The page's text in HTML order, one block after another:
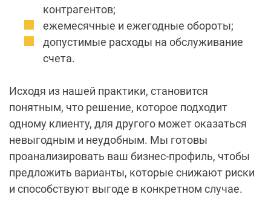
контрагентов;
ежемесячные и ежегодные обороты;
допустимые расходы на обслуживание
счета.
Исходя из нашей практики, становится
понятным, что решение, которое подходит
одному клиенту, для другого может оказаться
невыгодным и неудобным. Мы готовы
проанализировать ваш бизнес-профиль, чтобы
предложить варианты, которые снижают риски
и способствуют выгоде в конкретном случае.